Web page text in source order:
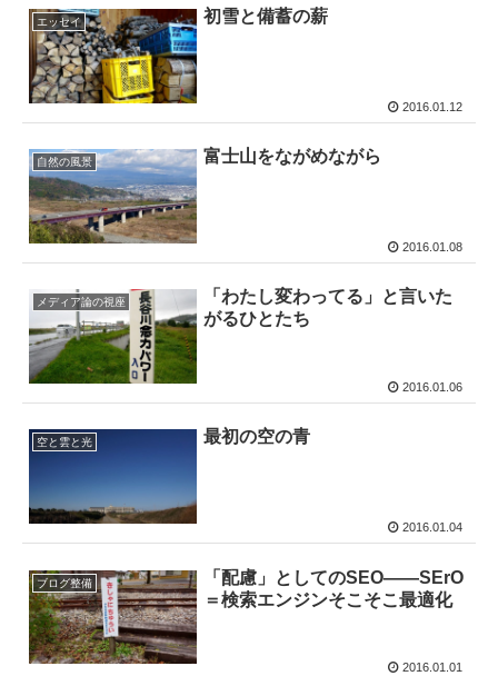
エッセイ 初雪と備蓄の薪
2016.01.12
自然の風景 富士山をながめながら
2016.01.08
メディア論の視座
「わたし変わってる」と言いた
がるひとたち
2016.01.06
空と雲と光 最初の空の青
2016.01.04
ブログ整備
「配慮」としてのSEO——SErO
＝検索エンジンそこそこ最適化
2016.01.01